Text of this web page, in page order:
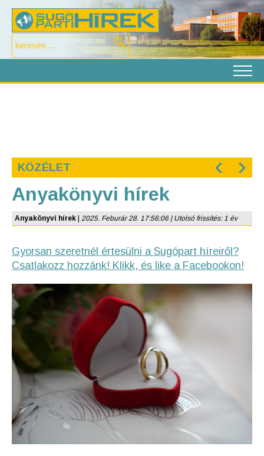
KÖZÉLET ‹ ›
Anyakönyvi hírek
Anyakönyvi hírek 2025. Feburár 28. 17:56:06 | Utolsó frissítés: 1 év
Gyorsan szeretnél értesülni a Sugópart híreiről?
Csatlakozz hozzánk! Klikk, és like a Facebookon!